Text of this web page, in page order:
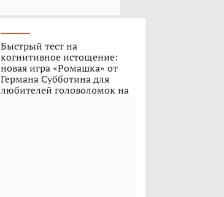
Быстрый тест на
когнитивное истощение:
новая игра «Ромашка» от
Германа Субботина для
любителей головоломок на